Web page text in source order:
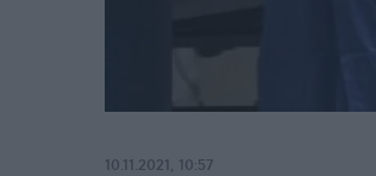
10.11.2021, 10:57